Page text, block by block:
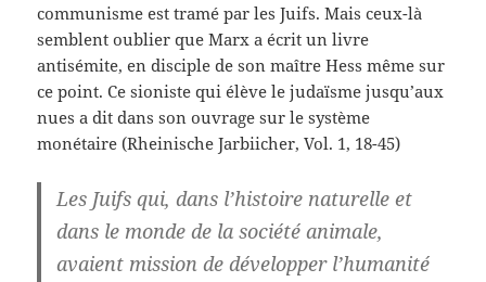
communisme est tramé par les Juifs. Mais ceux-là
semblent oublier que Marx a écrit un livre
antisémite, en disciple de son maître Hess même sur
ce point. Ce sioniste qui élève le judaïsme jusqu’aux
nues a dit dans son ouvrage sur le système
monétaire (Rheinische Jarbiicher, Vol. 1, 18-45)
Les Juifs qui, dans l’histoire naturelle et
dans le monde de la société animale,
avaient mission de développer l’humanité